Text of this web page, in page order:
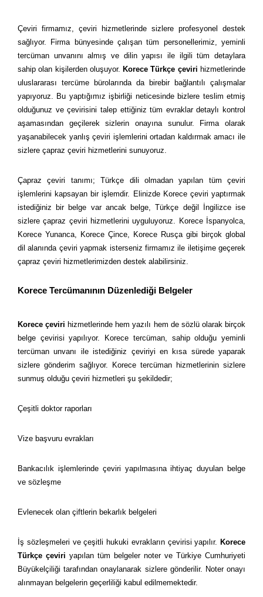
Çeviri firmamız, çeviri hizmetlerinde sizlere profesyonel destek
sağlıyor. Firma bünyesinde çalışan tüm personellerimiz, yeminli
tercüman unvanını almış ve dilin yapısı ile ilgili tüm detaylara
sahip olan kişilerden oluşuyor. Korece Türkçe çeviri hizmetlerinde
uluslararası tercüme bürolarında da birebir bağlantılı çalışmalar
yapıyoruz. Bu yaptığımız işbirliği neticesinde bizlere teslim etmiş
olduğunuz ve çevirisini talep ettiğiniz tüm evraklar detaylı kontrol
aşamasından geçilerek sizlerin onayına sunulur. Firma olarak
yaşanabilecek yanlış çeviri işlemlerini ortadan kaldırmak amacı ile
sizlere çapraz çeviri hizmetlerini sunuyoruz.
Çapraz çeviri tanımı; Türkçe dili olmadan yapılan tüm çeviri
işlemlerini kapsayan bir işlemdir. Elinizde Korece çeviri yaptırmak
istediğiniz bir belge var ancak belge, Türkçe değil İngilizce ise
sizlere çapraz çeviri hizmetlerini uyguluyoruz. Korece İspanyolca,
Korece Yunanca, Korece Çince, Korece Rusça gibi birçok global
dil alanında çeviri yapmak isterseniz firmamız ile iletişime geçerek
çapraz çeviri hizmetlerimizden destek alabilirsiniz.
Korece Tercümanının Düzenlediği Belgeler
Korece çeviri hizmetlerinde hem yazılı hem de sözlü olarak birçok
belge çevirisi yapılıyor. Korece tercüman, sahip olduğu yeminli
tercüman unvanı ile istediğiniz çeviriyi en kısa sürede yaparak
sizlere gönderim sağlıyor. Korece tercüman hizmetlerinin sizlere
sunmuş olduğu çeviri hizmetleri şu şekildedir;
Çeşitli doktor raporları
Vize başvuru evrakları
Bankacılık işlemlerinde çeviri yapılmasına ihtiyaç duyulan belge
ve sözleşme
Evlenecek olan çiftlerin bekarlık belgeleri
İş sözleşmeleri ve çeşitli hukuki evrakların çevirisi yapılır. Korece
Türkçe çeviri yapılan tüm belgeler noter ve Türkiye Cumhuriyeti
Büyükelçiliği tarafından onaylanarak sizlere gönderilir. Noter onayı
alınmayan belgelerin geçerliliği kabul edilmemektedir.